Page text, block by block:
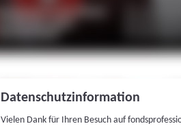
Datenschutzinformation
Vielen Dank für Ihren Besuch auf